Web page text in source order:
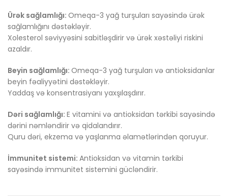
Ürək sağlamlığı: Omeqa-3 yağ turşuları sayəsində ürək
sağlamlığını dəstəkləyir.
Xolesterol səviyyəsini sabitləşdirir və ürək xəstəliyi riskini
azaldır.
Beyin sağlamlığı: Omeqa-3 yağ turşuları və antioksidanlar
beyin fəaliyyətini dəstəkləyir.
Yaddaş və konsentrasiyanı yaxşılaşdırır.
Dəri sağlamlığı: E vitamini və antioksidan tərkibi sayəsində
dərini nəmləndirir və qidalandırır.
Quru dəri, ekzema və yaşlanma əlamətlərindən qoruyur.
İmmunitet sistemi: Antioksidan və vitamin tərkibi
sayəsində immunitet sistemini gücləndirir.